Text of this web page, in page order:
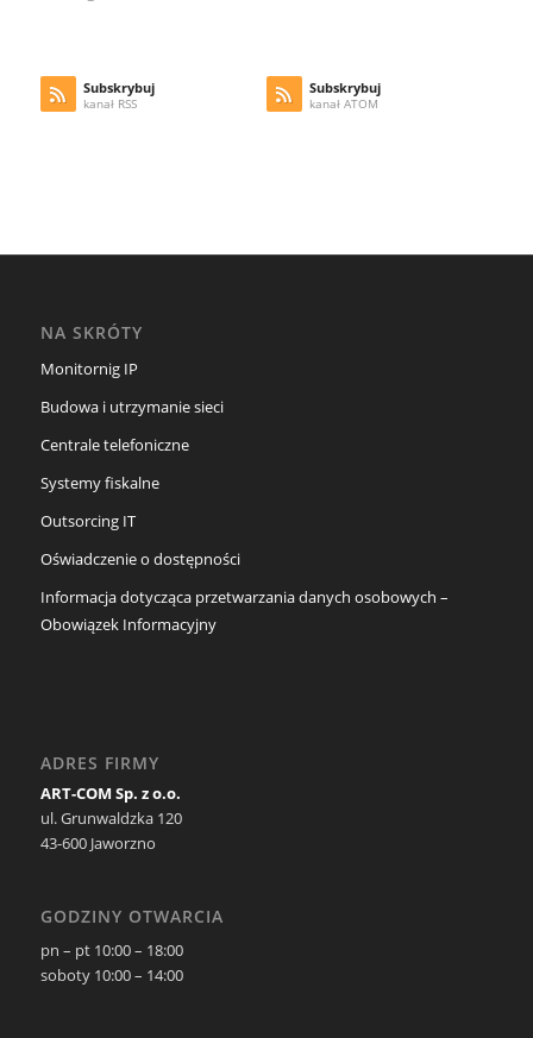
Subskrybuj
kanał RSS
Subskrybuj
kanał ATOM
NA SKRÓTY
Monitornig IP
Budowa i utrzymanie sieci
Centrale telefoniczne
Systemy fiskalne
Outsorcing IT
Oświadczenie o dostępności
Informacja dotycząca przetwarzania danych osobowych –
Obowiązek Informacyjny
ADRES FIRMY
ART-COM Sp. z o.o.
ul. Grunwaldzka 120
43-600 Jaworzno
GODZINY OTWARCIA
pn – pt 10:00 – 18:00
soboty 10:00 – 14:00